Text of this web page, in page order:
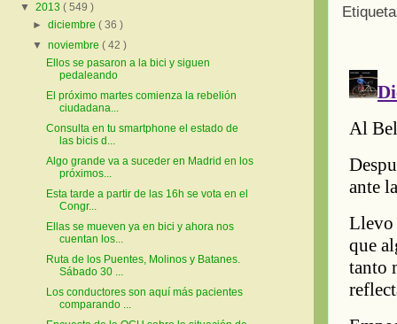
▼ 2013 ( 549 )
►diciembre( 36 )
▼noviembre( 42 )
Ellos se pasaron a la bici y siguen
pedaleando
El próximo martes comienza la rebelión
ciudadana...
Consulta en tu smartphone el estado de
las bicis d...
Algo grande va a suceder en Madrid en los
próximos...
Esta tarde a partir de las 16h se vota en el
Congr...
Ellas se mueven ya en bici y ahora nos
cuentan los...
Ruta de los Puentes, Molinos y Batanes.
Sábado 30 ...
Los conductores son aquí más pacientes
comparando ...